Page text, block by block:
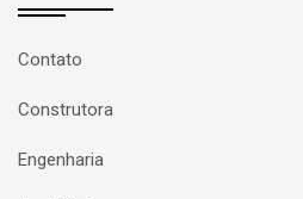
Contato
Construtora
Engenharia